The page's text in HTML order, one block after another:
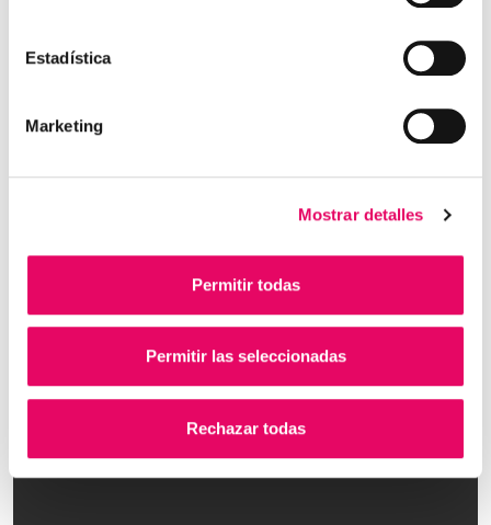
Estadística
Marketing
Mostrar detalles
Permitir todas
Permitir las seleccionadas
Rechazar todas